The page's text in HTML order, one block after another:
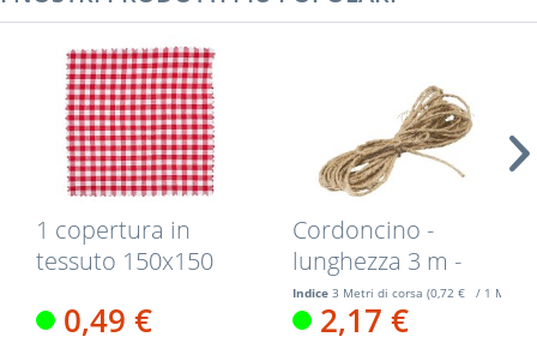
1 copertura in
tessuto 150x150
0,49 €
Cordoncino -
lunghezza 3 m -
per decorare e...
Indice 3 Metri di corsa (0,72 € / 1 Metri
2,17 €